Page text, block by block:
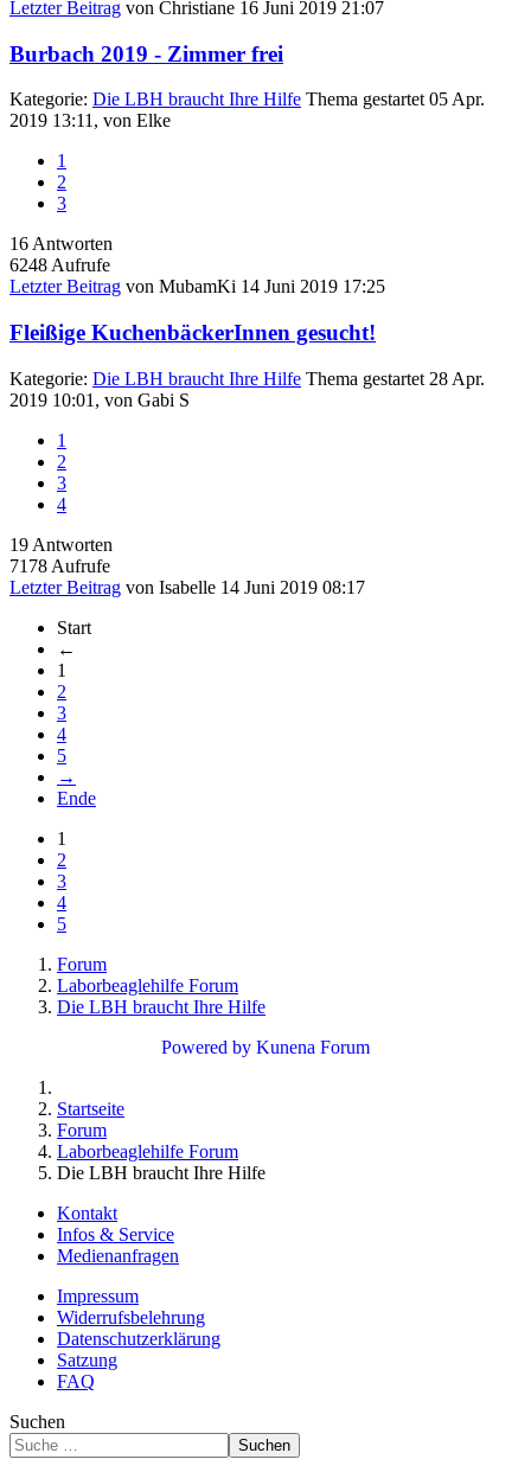
Letzter Beitrag von Christiane 16 Juni 2019 21:07
Burbach 2019 - Zimmer frei
Kategorie: Die LBH braucht Ihre Hilfe Thema gestartet 05 Apr.
2019 13:11, von Elke
1
2
3
16Antworten
6248Aufrufe
Letzter Beitrag von MubamKi 14 Juni 2019 17:25
Fleißige KuchenbäckerInnen gesucht!
Kategorie: Die LBH braucht Ihre Hilfe Thema gestartet 28 Apr.
2019 10:01, von Gabi S
1
2
3
4
19 Antworten
7178 Aufrufe
Letzter Beitrag von Isabelle 14 Juni 2019 08:17
Start
←
1
2
3
4
5
→
Ende
1
2
3
4
5
Forum
Laborbeaglehilfe Forum
Die LBH braucht Ihre Hilfe
Powered by Kunena Forum
Startseite
Forum
Laborbeaglehilfe Forum
Die LBH braucht Ihre Hilfe
Kontakt
Infos & Service
Medienanfragen
Impressum
Widerrufsbelehrung
Datenschutzerklärung
Satzung
FAQ
Suchen
Suchen